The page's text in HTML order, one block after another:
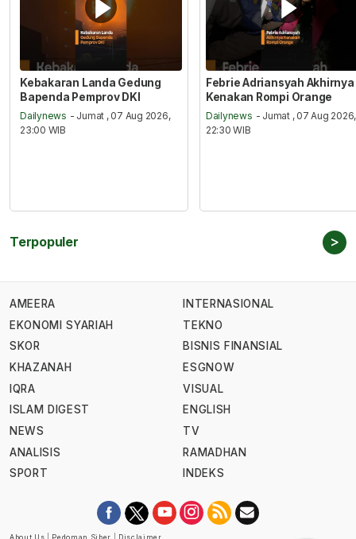
Kebakaran Landa Gedung
Bapenda Pemprov DKI
Dailynews - Jumat , 07 Aug 2026,
23:00 WIB
Febrie Adriansyah Akhirnya
Kenakan Rompi Orange
Dailynews - Jumat , 07 Aug 2026,
22:30 WIB
Terpopuler >
AMEERA
EKONOMI SYARIAH
SKOR
KHAZANAH
IQRA
ISLAM DIGEST
NEWS
ANALISIS
SPORT
INTERNASIONAL
TEKNO
BISNIS FINANSIAL
ESGNOW
VISUAL
ENGLISH
TV
RAMADHAN
INDEKS